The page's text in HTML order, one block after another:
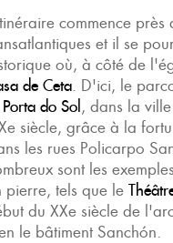
commence près
et il se
où, à côté de
de Ceta. D'ici, le
Porta do Sol , dans la
siècle, grâce à la
les rues Policarpo
sont les
pierre, tels que le
du XXe siècle de
le bâtiment Sanchón.